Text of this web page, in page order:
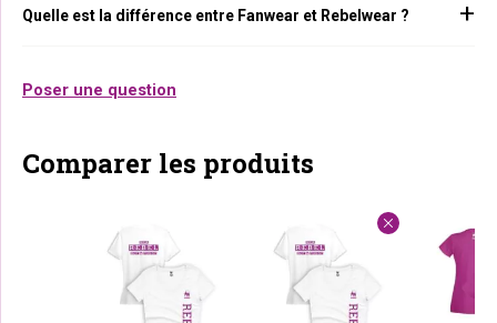
Quelle est la différence entre Fanwear et Rebelwear ?
Poser une question
Comparer les produits